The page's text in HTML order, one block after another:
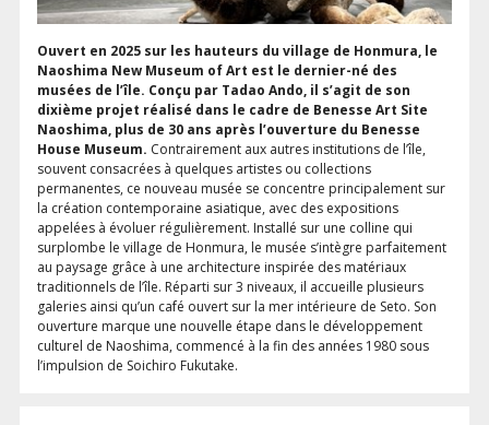
Ouvert en 2025 sur les hauteurs du village de Honmura, le
Naoshima New Museum of Art est le dernier-né des
musées de l’île. Conçu par Tadao Ando, il s’agit de son
dixième projet réalisé dans le cadre de Benesse Art Site
Naoshima, plus de 30 ans après l’ouverture du Benesse
House Museum. Contrairement aux autres institutions de l’île,
souvent consacrées à quelques artistes ou collections
permanentes, ce nouveau musée se concentre principalement sur
la création contemporaine asiatique, avec des expositions
appelées à évoluer régulièrement. Installé sur une colline qui
surplombe le village de Honmura, le musée s’intègre parfaitement
au paysage grâce à une architecture inspirée des matériaux
traditionnels de l’île. Réparti sur 3 niveaux, il accueille plusieurs
galeries ainsi qu’un café ouvert sur la mer intérieure de Seto. Son
ouverture marque une nouvelle étape dans le développement
culturel de Naoshima, commencé à la fin des années 1980 sous
l’impulsion de Soichiro Fukutake.